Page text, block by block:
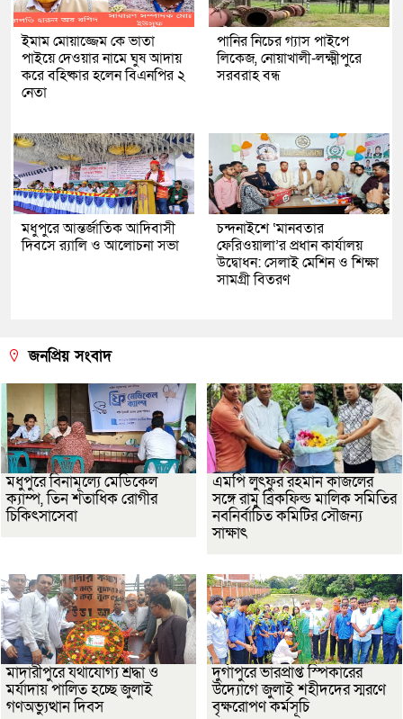
ইমাম মোয়াজ্জেম কে ভাতা
পাইয়ে দেওয়ার নামে ঘুষ আদায়
করে বহিষ্কার হলেন বিএনপির ২
নেতা
পানির নিচের গ্যাস পাইপে
লিকেজ, নোয়াখালী-লক্ষ্মীপুরে
সরবরাহ বন্ধ
মধুপুরে আন্তর্জাতিক আদিবাসী
দিবসে র‍্যালি ও আলোচনা সভা
চন্দনাইশে ‘মানবতার
ফেরিওয়ালা’র প্রধান কার্যালয়
উদ্বোধন: সেলাই মেশিন ও শিক্ষা
সামগ্রী বিতরণ
জনপ্রিয় সংবাদ
মধুপুরে বিনামূল্যে মেডিকেল
ক্যাম্প, তিন শতাধিক রোগীর
চিকিৎসাসেবা
এমপি লুৎফুর রহমান কাজলের
সঙ্গে রামু ব্রিকফিল্ড মালিক সমিতির
নবনির্বাচিত কমিটির সৌজন্য
সাক্ষাৎ
মাদারীপুরে যথাযোগ্য শ্রদ্ধা ও
মর্যাদায় পালিত হচ্ছে জুলাই
গণঅভ্যুত্থান দিবস
দুর্গাপুরে ভারপ্রাপ্ত স্পিকারের
উদ্যোগে জুলাই শহীদদের স্মরণে
বৃক্ষরোপণ কর্মসূচি